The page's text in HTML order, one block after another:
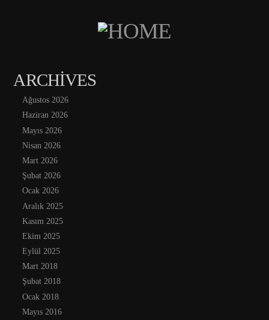
ARCHIVES
Ağustos 2026
Haziran 2026
Mayıs 2026
Nisan 2026
Mart 2026
Şubat 2026
Ocak 2026
Aralık 2025
Kasım 2025
Ekim 2025
Eylül 2025
Mart 2018
Şubat 2018
Ocak 2018
Mayıs 2016